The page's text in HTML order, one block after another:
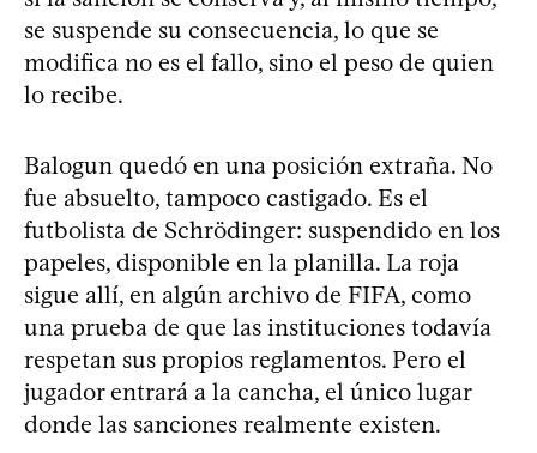
se suspende su consecuencia, lo que se
modifica no es el fallo, sino el peso de quien
lo recibe.
Balogun quedó en una posición extraña. No
fue absuelto, tampoco castigado. Es el
futbolista de Schrödinger: suspendido en los
papeles, disponible en la planilla. La roja
sigue allí, en algún archivo de FIFA, como
una prueba de que las instituciones todavía
respetan sus propios reglamentos. Pero el
jugador entrará a la cancha, el único lugar
donde las sanciones realmente existen.